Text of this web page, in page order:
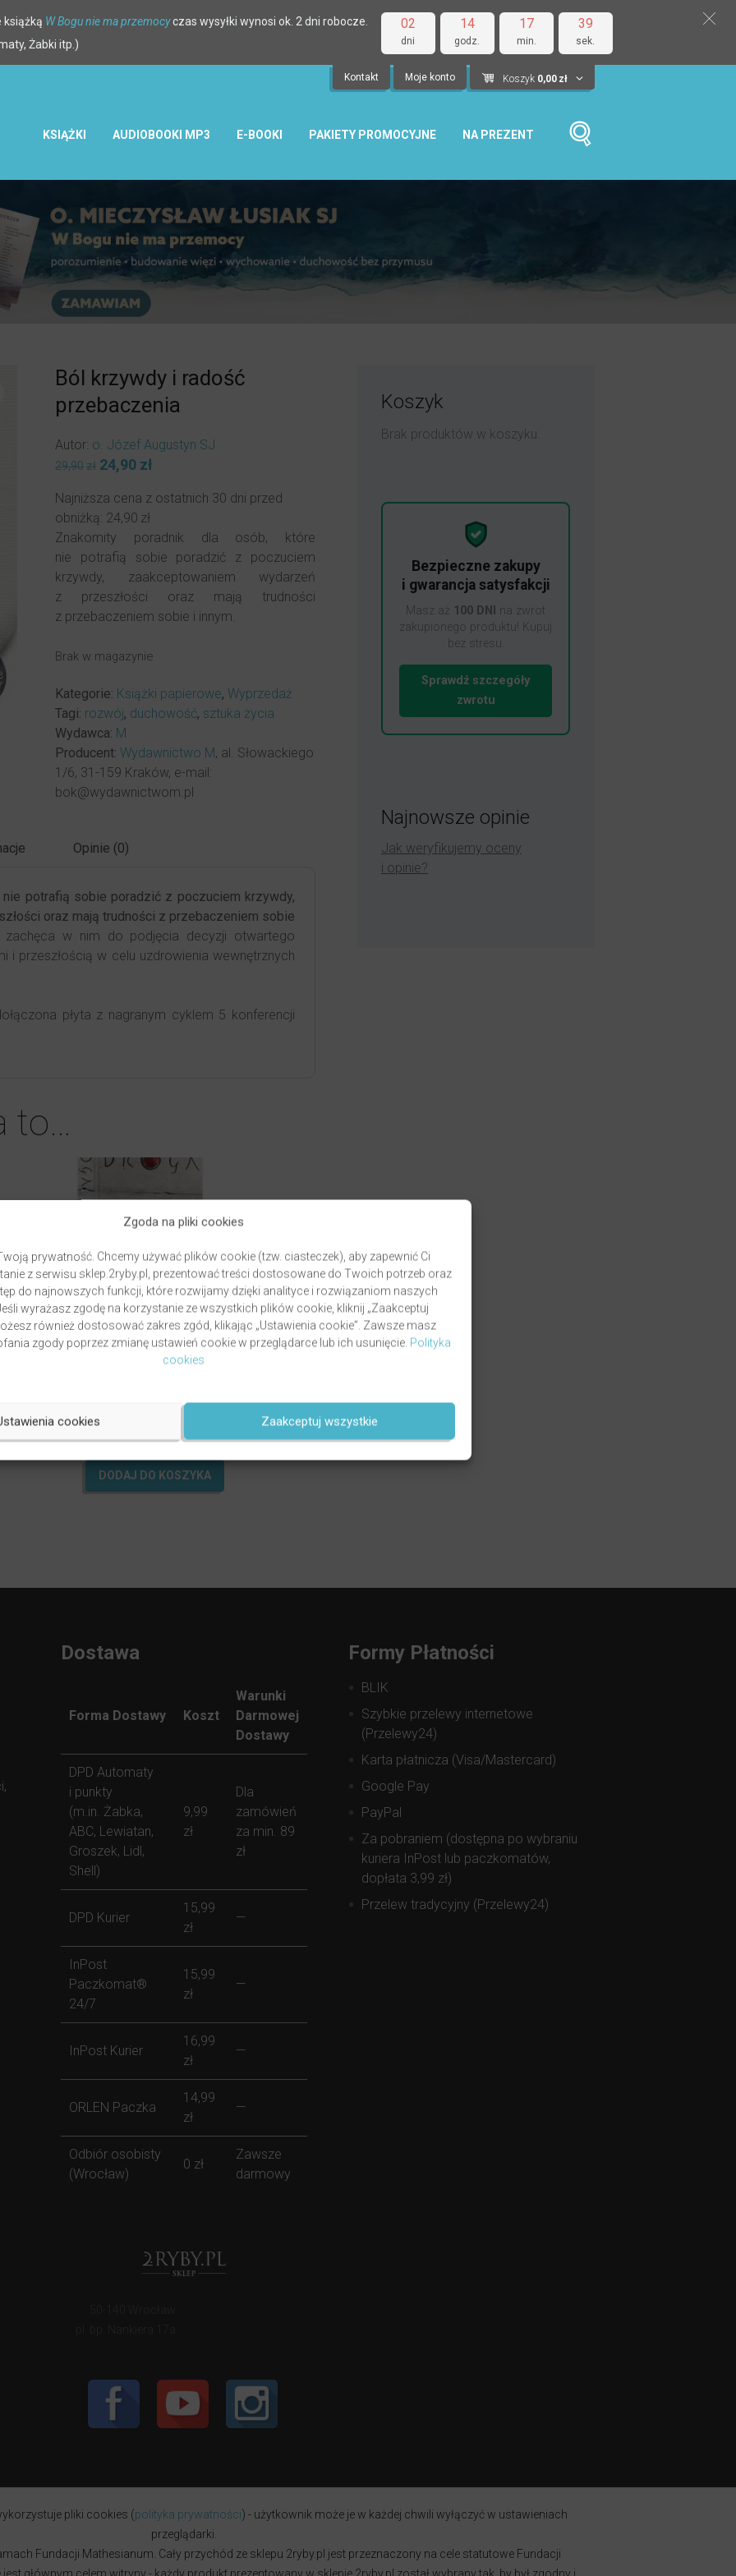
Zgoda na pliki cookies
prywatność. Chcemy używać plików cookie (tzw. ciasteczek), aby zapewnić Ci
z serwisu sklep.2ryby.pl, prezentować treści dostosowane do Twoich potrzeb oraz
do najnowszych funkcji, które rozwijamy dzięki analityce i rozwiązaniom naszych
wyrażasz zgodę na korzystanie ze wszystkich plików cookie, kliknij „Zaakceptuj
również dostosować zakres zgód, klikając „Ustawienia cookie”. Zawsze masz
zgody poprzez zmianę ustawień cookie w przeglądarce lub ich usunięcie. Polityka
cookies
Zaakceptuj wszystkie
cookies
02
dni
14
godz.
17
min.
38
sek.
książką W Bogu nie ma przemocyczas wysyłki wynosi ok. 2 dni robocze.
Żabki itp.)
Kontakt Moje konto Koszyk 0,00 zł
KSIĄŻKI AUDIOBOOKI MP3 E-BOOKI PAKIETY PROMOCYJNE NA PREZENT
Ból krzywdy i radość
przebaczenia
Autor: o. Józef Augustyn SJ
29,90zł Pierwotna
wynosiła:
29,90zł.
24,90 złAktualna
wynosi:
Najniższa cena z ostatnich 30 dni przed
obniżką: 24,90 zł
Znakomity poradnik dla osób, które
nie potrafią sobie poradzić z poczuciem
krzywdy, zaakceptowaniem wydarzeń
z przeszłości oraz mają trudności
z przebaczeniem sobie i innym.
Brak w magazynie
Kategorie: Książki papierowe, Wyprzedaż
Tagi: rozwój, duchowość, sztuka życia
Wydawca: M
Producent: Wydawnictwo M, al. Słowackiego
1/6, 31-159 Kraków, e-mail:
bok@wydawnictwom.pl
Opinie (0)
potrafią sobie poradzić z poczuciem krzywdy,
oraz mają trudności z przebaczeniem sobie
w nim do podjęcia decyzji otwartego
i przeszłością w celu uzdrowienia wewnętrznych
płyta z nagranym cyklem 5 konferencji
to…
Oceniony
na 5.
DODAJ DO KOSZYKA
Koszyk
Brak produktów w koszyku.
Bezpieczne zakupy
i gwarancja satysfakcji
Masz aż 100 DNI
na zwrot
zakupionego produktu! Kupuj
bez stresu.
Sprawdź szczegóły
zwrotu
Najnowsze opinie
Jak weryfikujemy oceny
i opinie?
Dostawa
Forma Dostawy Koszt
Warunki
Darmowej
Dostawy
DPD Automaty
i punkty
(m.in. Żabka,
ABC, Lewiatan,
Groszek, Lidl,
Shell)
9,99
zł
Dla
zamówień
za min. 89
zł
DPD Kurier
15,99
zł
—
InPost
Paczkomat®
24/7
15,99
zł
—
InPost Kurier
16,99
zł
—
ORLEN Paczka
14,99
zł
—
Odbiór osobisty
(Wrocław)
0 zł
Zawsze
darmowy
Formy Płatności
BLIK
Szybkie przelewy internetowe
(Przelewy24)
Karta płatnicza (Visa/Mastercard)
Google Pay
PayPal
Za pobraniem (dostępna po wybraniu
kuriera InPost lub paczkomatów,
dopłata 3,99 zł)
Przelew tradycyjny (Przelewy24)
pliki cookies (polityka prywatności) - użytkownik może je w każdej chwili wyłączyć w ustawieniach
przeglądarki.
Fundacji Mathesianum. Cały przychód ze sklepu 2ryby.pl jest przeznaczony na cele statutowe Fundacji